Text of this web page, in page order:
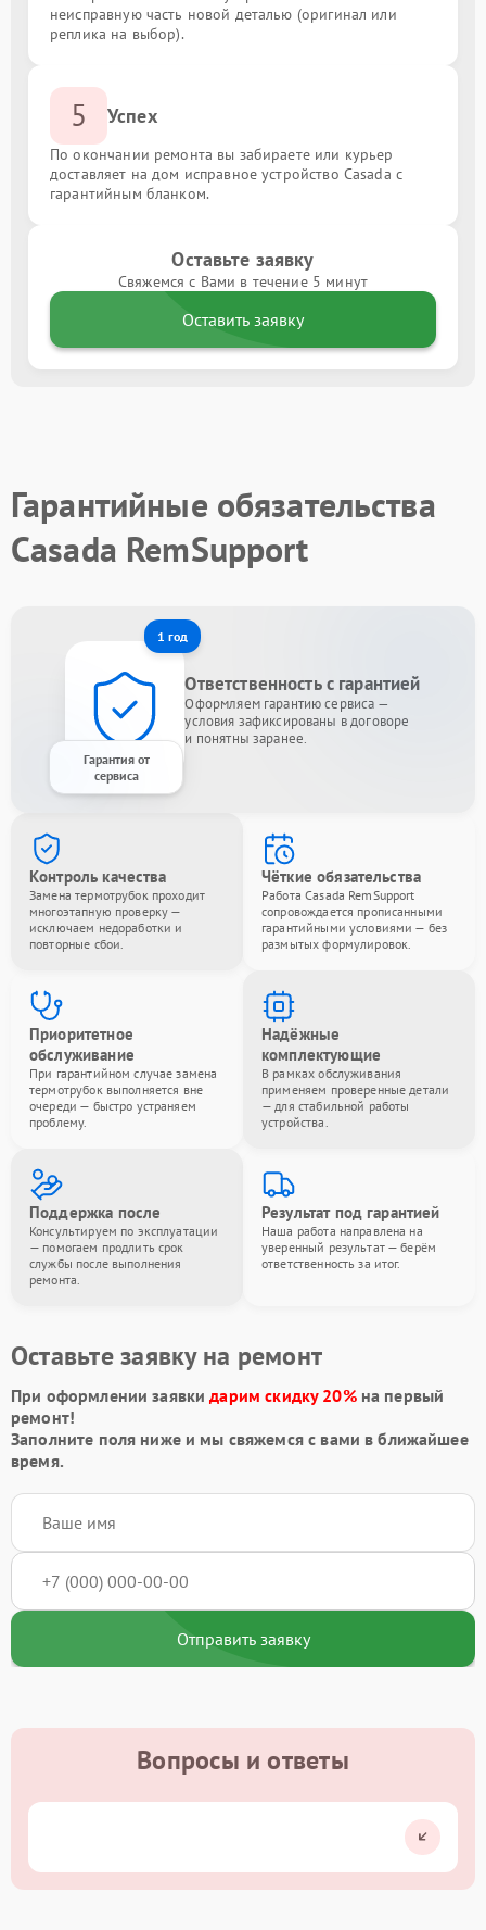
неисправную часть новой деталью (оригинал или
реплика на выбор).
5 Успех
По окончании ремонта вы забираете или курьер
доставляет на дом исправное устройство Casada с
гарантийным бланком.
Оставьте заявку
Свяжемся с Вами в течение 5 минут
Оставить заявку
Гарантийные обязательства
Casada RemSupport
1 год
Гарантия от
сервиса
Ответственность с гарантией
Оформляем гарантию сервиса —
условия зафиксированы в договоре
и понятны заранее.
Контроль качества
Замена термотрубок проходит
многоэтапную проверку —
исключаем недоработки и
повторные сбои.
Чёткие обязательства
Работа Casada RemSupport
сопровождается прописанными
гарантийными условиями — без
размытых формулировок.
Приоритетное
обслуживание
При гарантийном случае замена
термотрубок выполняется вне
очереди — быстро устраняем
проблему.
Надёжные
комплектующие
В рамках обслуживания
применяем проверенные детали
— для стабильной работы
устройства.
Поддержка после
Консультируем по эксплуатации
— помогаем продлить срок
службы после выполнения
ремонта.
Результат под гарантией
Наша работа направлена на
уверенный результат — берём
ответственность за итог.
Оставьте заявку на ремонт
При оформлении заявкидарим скидку 20%на первый
ремонт!
Заполните поля ниже и мы свяжемся с вами в ближайшее
время.
Отправить заявку
Вопросы и ответы